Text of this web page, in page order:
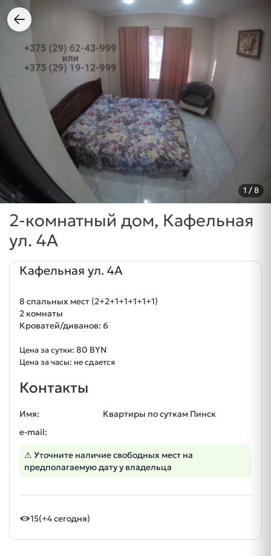
1 / 8
2-комнатный дом, Кафельная
ул. 4А
Кафельная ул. 4А
8 спальных мест (2+2+1+1+1+1+1)
2 комнаты
Кроватей/диванов: 6
Цена за сутки: 80 BYN
Цена за часы: не сдается
Контакты
Имя:
Квартиры по суткам Пинск
e-mail:
⚠ Уточните наличие свободных мест на
предполагаемую дату у владельца
15(+4 сегодня)